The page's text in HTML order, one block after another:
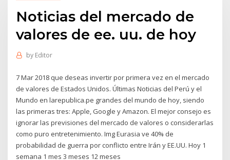
Noticias del mercado de
valores de ee. uu. de hoy
by Editor
7 Mar 2018 que deseas invertir por primera vez en el mercado
de valores de Estados Unidos. Últimas Noticias del Perú y el
Mundo en larepublica.pe grandes del mundo de hoy, siendo
las primeras tres: Apple, Google y Amazon. El mejor consejo es
ignorar las previsiones del mercado de valores o considerarlas
como puro entretenimiento. Img Eurasia ve 40% de
probabilidad de guerra por conflicto entre Irán y EE.UU. Hoy 1
semana 1 mes 3 meses 12 meses